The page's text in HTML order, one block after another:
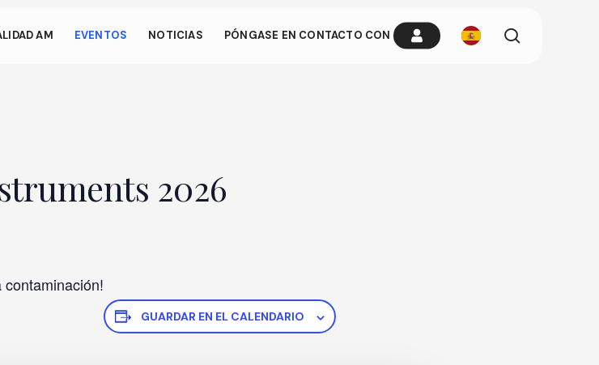
AM EVENTOS NOTICIAS PÓNGASE EN CONTACTO CON
2026
contaminación!
GUARDAR EN EL CALENDARIO